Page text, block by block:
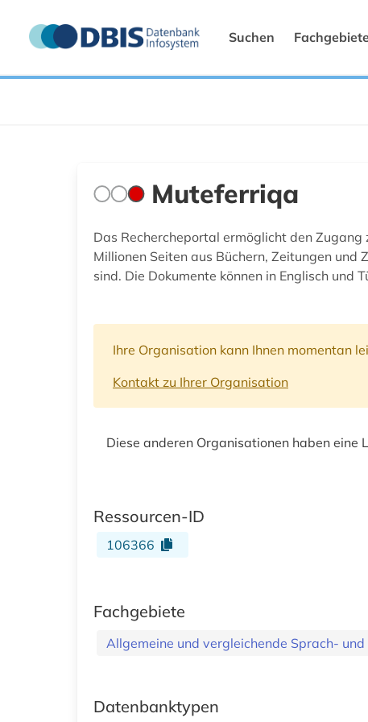
Suchen Fachgebiete
Muteferriqa
Das Rechercheportal ermöglicht den
Millionen Seiten aus Büchern, Zeitungen
sind. Die Dokumente können in Englisch und
Ihre Organisation kann Ihnen momentan
Kontakt zu Ihrer Organisation
Diese anderen Organisationen haben eine
Ressourcen-ID
106366
Fachgebiete
Allgemeine und vergleichende Sprach-
Datenbanktypen